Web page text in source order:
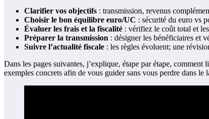
Clarifier vos objectifs : transmission, revenus
Choisir le bon équilibre euro/UC : sécurité du euro vs
Évaluer les frais et la fiscalité : vérifiez le coût total et
Préparer la transmission : désigner les bénéficiaires et
Suivre l’actualité fiscale : les règles évoluent; une
Dans les pages suivantes, j’explique, étape par étape,
exemples concrets afin de vous guider sans vous perdre dans le